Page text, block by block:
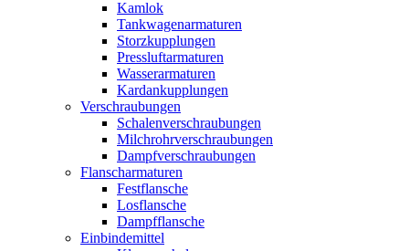
Kamlok
Tankwagenarmaturen
Storzkupplungen
Pressluftarmaturen
Wasserarmaturen
Kardankupplungen
Verschraubungen
Schalenverschraubungen
Milchrohrverschraubungen
Dampfverschraubungen
Flanscharmaturen
Festflansche
Losflansche
Dampfflansche
Einbindemittel